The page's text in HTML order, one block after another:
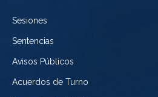
Sesiones
Sentencias
Avisos Públicos
Acuerdos de Turno